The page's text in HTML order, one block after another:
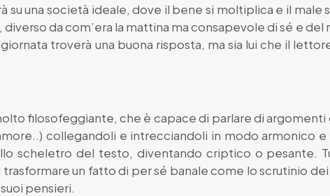
su una società ideale, dove il bene si moltiplica e il male
da com’era la mattina ma consapevole di sé e del
troverà una buona risposta, ma sia lui che il
filosofeggiante, che è capace di parlare di argomenti
collegandoli e intrecciandoli in modo armonico
scheletro del testo, diventando criptico o pesante.
un fatto di per sé banale come lo scrutinio
pensieri.